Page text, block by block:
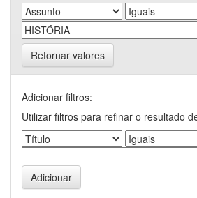
Retornar valores
Adicionar filtros:
Utilizar filtros para refinar o resultado